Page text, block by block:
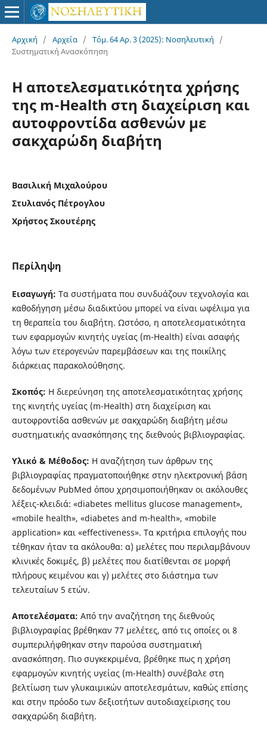
Αρχική / Αρχεία / Τόμ. 64 Αρ. 3 (2025): Νοσηλευτική
/
Συστηματική Ανασκόπηση
Η αποτελεσματικότητα χρήσης
της m-Health στη διαχείριση και
αυτοφροντίδα ασθενών με
σακχαρώδη διαβήτη
Βασιλική Μιχαλούρου
Στυλιανός Πέτρογλου
Χρήστος Σκουτέρης
Περίληψη
Εισαγωγή: Τα συστήματα που συνδυάζουν τεχνολογία και
καθοδήγηση μέσω διαδικτύου μπορεί να είναι ωφέλιμα για
τη θεραπεία του διαβήτη. Ωστόσο, η αποτελεσματικότητα
των εφαρμογών κινητής υγείας (m-Health) είναι ασαφής
λόγω των ετερογενών παρεμβάσεων και της ποικίλης
διάρκειας παρακολούθησης.
Σκοπός: Η διερεύνηση της αποτελεσματικότητας χρήσης
της κινητής υγείας (m-Health) στη διαχείριση και
αυτοφροντίδα ασθενών με σακχαρώδη διαβήτη μέσω
συστηματικής ανασκόπησης της διεθνούς βιβλιογραφίας.
Υλικό & Μέθοδος: Η αναζήτηση των άρθρων της
βιβλιογραφίας πραγματοποιήθηκε στην ηλεκτρονική βάση
δεδομένων PubMed όπου χρησιμοποιήθηκαν οι ακόλουθες
λέξεις-κλειδιά: «diabetes mellitus glucose management»,
«mobile health», «diabetes and m-health», «mobile
application» και «effectiveness». Τα κριτήρια επιλογής που
τέθηκαν ήταν τα ακόλουθα: α) μελέτες που περιλαμβάνουν
κλινικές δοκιμές, β) μελέτες που διατίθενται σε μορφή
πλήρους κειμένου και γ) μελέτες στο διάστημα των
τελευταίων 5 ετών.
Αποτελέσματα: Από την αναζήτηση της διεθνούς
βιβλιογραφίας βρέθηκαν 77 μελέτες, από τις οποίες οι 8
συμπεριλήφθηκαν στην παρούσα συστηματική
ανασκόπηση. Πιο συγκεκριμένα, βρέθηκε πως η χρήση
εφαρμογών κινητής υγείας (m-Health) συνέβαλε στη
βελτίωση των γλυκαιμικών αποτελεσμάτων, καθώς επίσης
και στην πρόοδο των δεξιοτήτων αυτοδιαχείρισης του
σακχαρώδη διαβήτη.